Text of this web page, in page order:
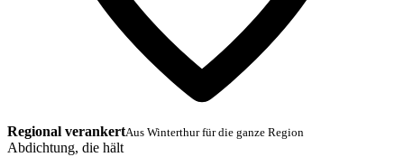
Regional verankertAus Winterthur für die ganze Region
Abdichtung, die hält